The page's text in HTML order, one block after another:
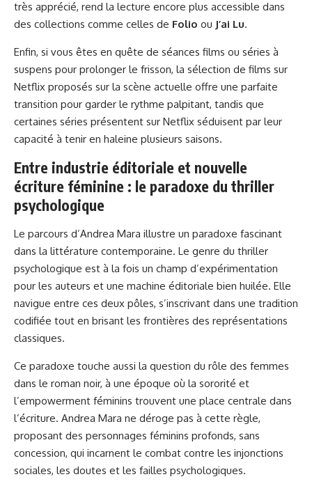
très apprécié, rend la lecture encore plus accessible dans
des collections comme celles de Folio ou J’ai Lu.
Enfin, si vous êtes en quête de séances films ou séries à
suspens pour prolonger le frisson, la sélection de films sur
Netflix proposés sur la scène actuelle offre une parfaite
transition pour garder le rythme palpitant, tandis que
certaines séries présentent sur Netflix séduisent par leur
capacité à tenir en haleine plusieurs saisons.
Entre industrie éditoriale et nouvelle
écriture féminine : le paradoxe du thriller
psychologique
Le parcours d’Andrea Mara illustre un paradoxe fascinant
dans la littérature contemporaine. Le genre du thriller
psychologique est à la fois un champ d’expérimentation
pour les auteurs et une machine éditoriale bien huilée. Elle
navigue entre ces deux pôles, s’inscrivant dans une tradition
codifiée tout en brisant les frontières des représentations
classiques.
Ce paradoxe touche aussi la question du rôle des femmes
dans le roman noir, à une époque où la sororité et
l’empowerment féminins trouvent une place centrale dans
l’écriture. Andrea Mara ne déroge pas à cette règle,
proposant des personnages féminins profonds, sans
concession, qui incarnent le combat contre les injonctions
sociales, les doutes et les failles psychologiques.